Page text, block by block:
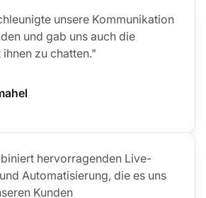
unsere Kommunikation
und gab uns auch die
zu chatten."
hervorragenden Live-
Automatisierung, die es uns
Kunden